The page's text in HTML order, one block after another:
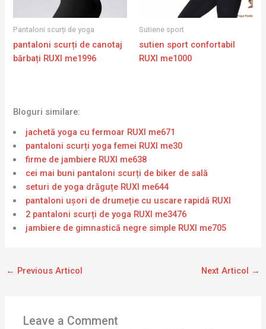
Pantaloni scurți de yoga
pantaloni scurți de canotaj
bărbați RUXI me1996
Sutiene sport
sutien sport confortabil
RUXI me1000
Bloguri similare:
jachetă yoga cu fermoar RUXI me671
pantaloni scurți yoga femei RUXI me30
firme de jambiere RUXI me638
cei mai buni pantaloni scurți de biker de sală
seturi de yoga drăguțe RUXI me644
pantaloni ușori de drumeție cu uscare rapidă RUXI
2 pantaloni scurți de yoga RUXI me3476
jambiere de gimnastică negre simple RUXI me705
← Previous Articol Next Articol →
Leave a Comment